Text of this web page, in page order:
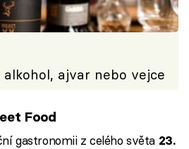
ajvar nebo vejce
Food
gastronomii z celého světa 23.